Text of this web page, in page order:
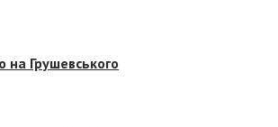
на Грушевського